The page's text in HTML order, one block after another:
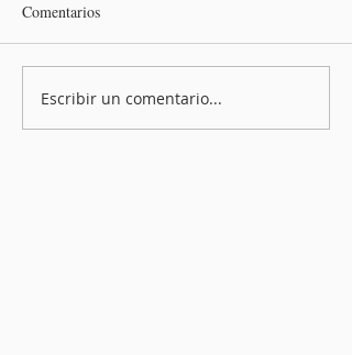
Comentarios
Escribir un comentario...